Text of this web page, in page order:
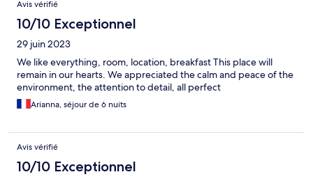
Avis vérifié
10/10 Exceptionnel
29 juin 2023
We like everything, room, location, breakfast This place will
remain in our hearts. We appreciated the calm and peace of the
environment, the attention to detail, all perfect
Arianna, séjour de 6 nuits
Avis vérifié
10/10 Exceptionnel